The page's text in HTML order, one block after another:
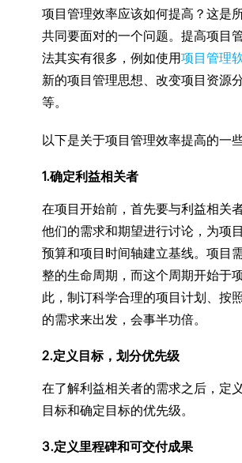
项目管理效率应该如何提高？这是
共同要面对的一个问题。提高项目
法其实有很多，例如使用项目管理
新的项目管理思想、改变项目资源
等。
以下是关于项目管理效率提高的一
1.确定利益相关者
在项目开始前，首先要与利益相关
他们的需求和期望进行讨论，为项
预算和项目时间轴建立基线。项目
整的生命周期，而这个周期开始于
此，制订科学合理的项目计划、按
的需求来出发，会事半功倍。
2.定义目标，划分优先级
在了解利益相关者的需求之后，定
目标和确定目标的优先级。
3.定义里程碑和可交付成果